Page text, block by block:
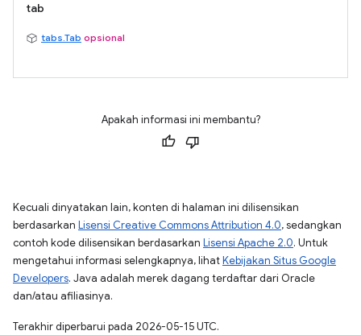
tab
tabs.Tab opsional
Apakah informasi ini membantu?
Kecuali dinyatakan lain, konten di halaman ini dilisensikan
berdasarkan Lisensi Creative Commons Attribution 4.0, sedangkan
contoh kode dilisensikan berdasarkan Lisensi Apache 2.0. Untuk
mengetahui informasi selengkapnya, lihatKebijakan Situs Google
Developers. Java adalah merek dagang terdaftar dari Oracle
dan/atau afiliasinya.
Terakhir diperbarui pada 2026-05-15 UTC.